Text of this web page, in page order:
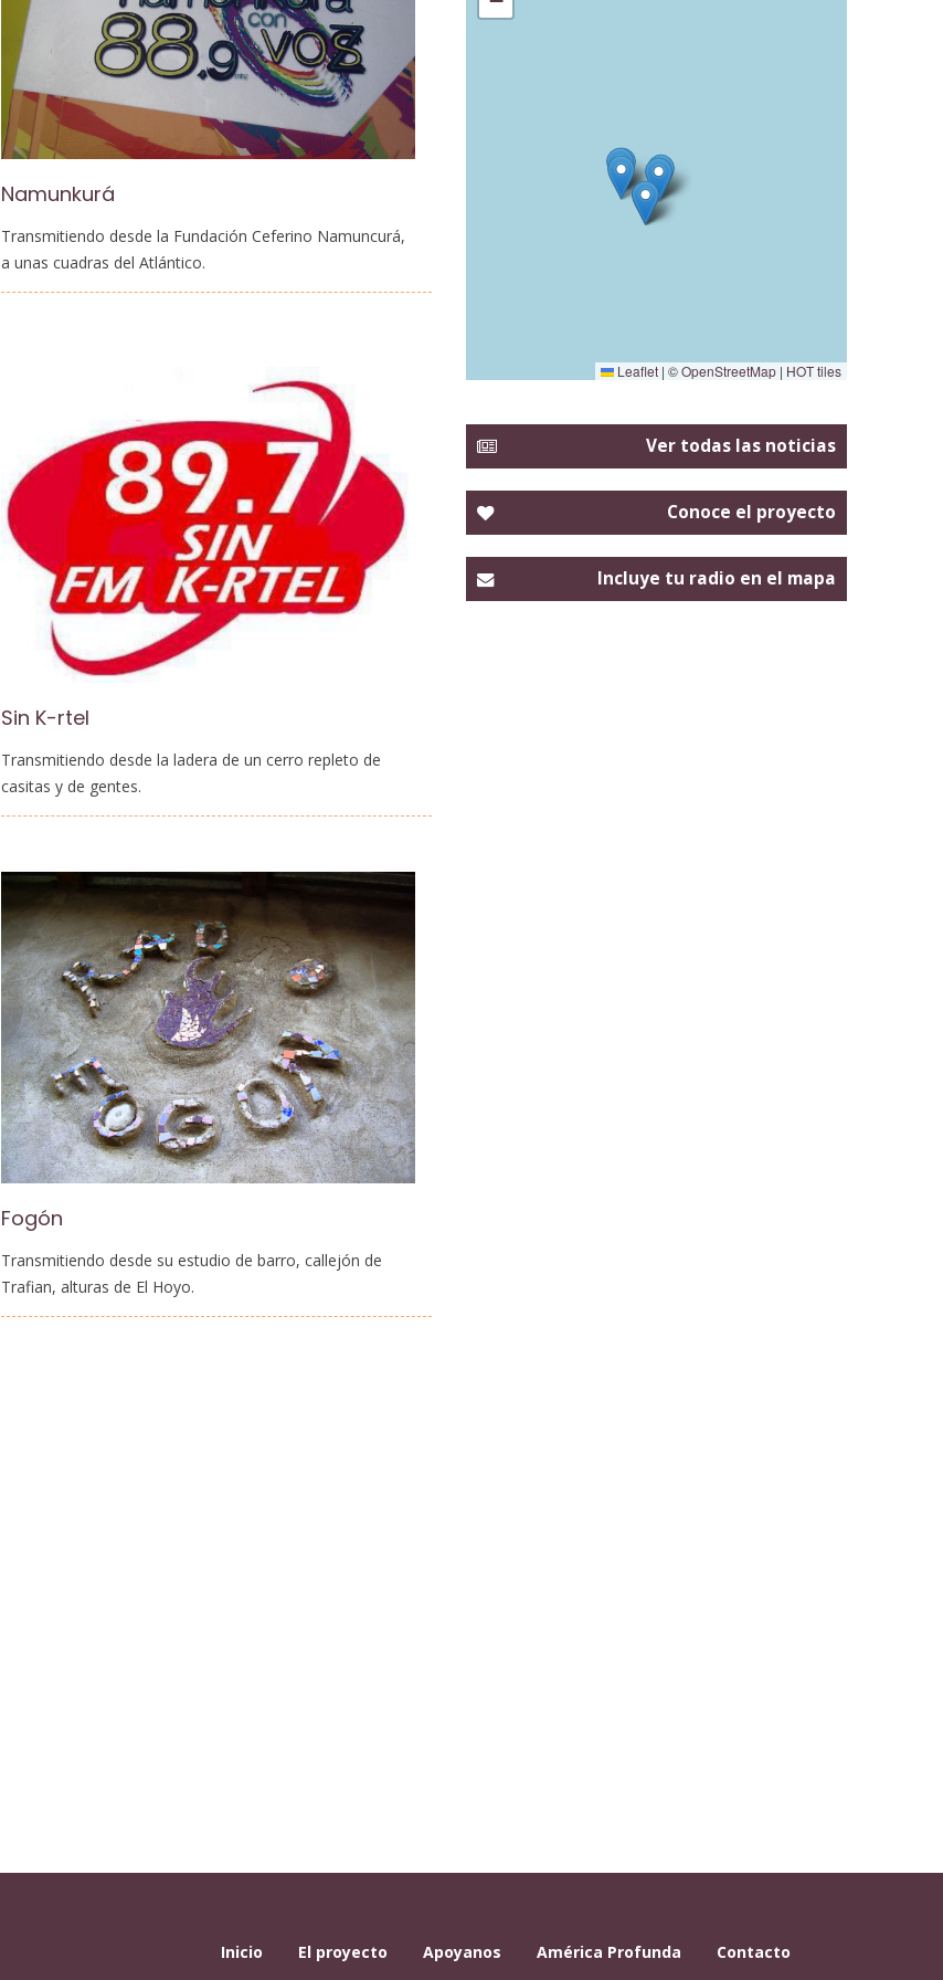
Namunkurá
Transmitiendo desde la Fundación Ceferino Namuncurá,
a unas cuadras del Atlántico.
Sin K-rtel
Transmitiendo desde la ladera de un cerro repleto de
casitas y de gentes.
Fogón
Transmitiendo desde su estudio de barro, callejón de
Trafian, alturas de El Hoyo.
Leaflet | ©OpenStreetMap | HOT tiles
Ver todas las noticias
Conoce el proyecto
Incluye tu radio en el mapa
Inicio El proyecto Apoyanos América Profunda Contacto